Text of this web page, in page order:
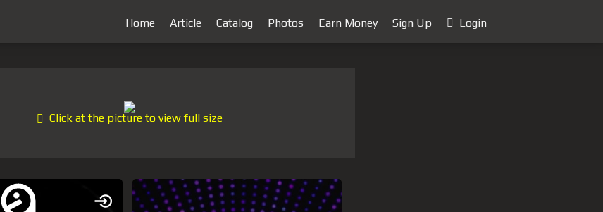
Home Article Catalog Photos Earn Money Sign Up Login
Click at the picture to view full size